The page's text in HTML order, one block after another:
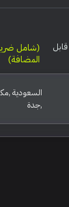
قابل
(شامل
المضافة)
السعودية
,جدة